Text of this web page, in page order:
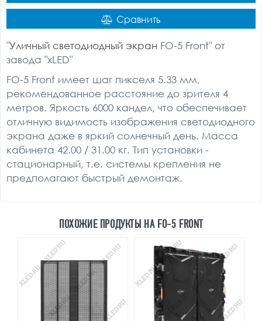
Сравнить
"Уличный светодиодный экран FO-5 Front" от
завода "xLED"
FO-5 Front имеет шаг пикселя 5.33 мм,
рекомендованное расстояние до зрителя 4
метров. Яркость 6000 кандел, что обеспечивает
отличную видимость изображения светодиодного
экрана даже в яркий солнечный день. Масса
кабинета 42.00 / 31.00 кг. Тип установки -
стационарный, т.е. системы крепления не
предполагают быстрый демонтаж.
ПОХОЖИЕ ПРОДУКТЫ НА FO-5 FRONT